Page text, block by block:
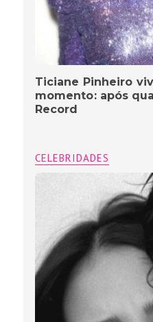
Ticiane Pinheiro
momento: após
Record
CELEBRIDADES